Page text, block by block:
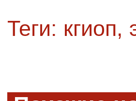
Теги: кгиоп,